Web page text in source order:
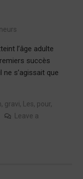
l’âge adulte
succès
ne s’agissait que
, gravi, Les, pour,
Leave a